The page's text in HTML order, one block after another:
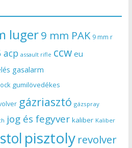
luger9 mm PAK 9 mm r
acp assault rifle ccw eu
gasalarm
gumilövedékes
gázriasztó gázspray
jog és fegyver kaliber Kaliber
pisztoly revolver